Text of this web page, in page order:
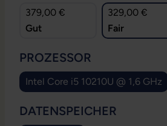
379,00 €
Gut
329,00 €
Fair
PROZESSOR
Intel Core i5 10210U @ 1,6 GHz
DATENSPEICHER